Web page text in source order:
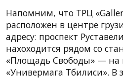
Напомним, что ТРЦ
расположен в центре
адресу: проспект
нахоходится рядом со
«Площадь Свободы» — на
«Универмага Тбилиси». В